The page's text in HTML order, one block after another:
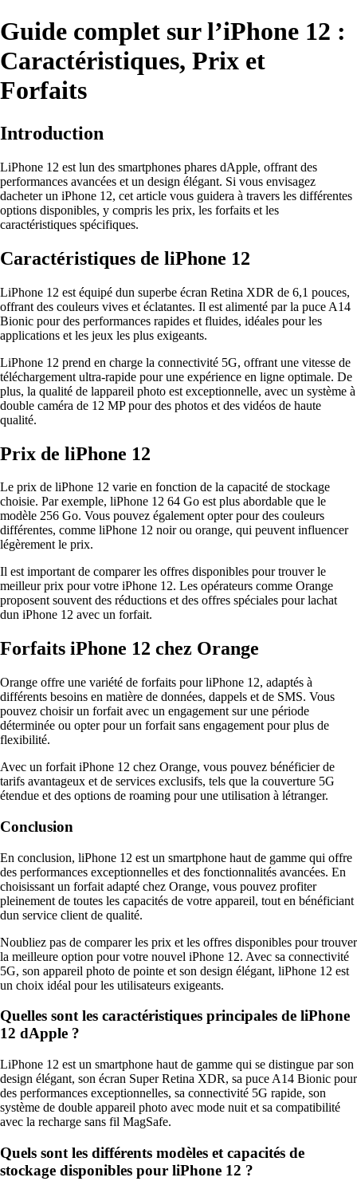
Guide complet sur l’iPhone 12 :
Caractéristiques, Prix et
Forfaits
Introduction
LiPhone 12 est lun des smartphones phares dApple, offrant des
performances avancées et un design élégant. Si vous envisagez
dacheter un iPhone 12, cet article vous guidera à travers les différentes
options disponibles, y compris les prix, les forfaits et les
caractéristiques spécifiques.
Caractéristiques de liPhone 12
LiPhone 12 est équipé dun superbe écran Retina XDR de 6,1 pouces,
offrant des couleurs vives et éclatantes. Il est alimenté par la puce A14
Bionic pour des performances rapides et fluides, idéales pour les
applications et les jeux les plus exigeants.
LiPhone 12 prend en charge la connectivité 5G, offrant une vitesse de
téléchargement ultra-rapide pour une expérience en ligne optimale. De
plus, la qualité de lappareil photo est exceptionnelle, avec un système à
double caméra de 12 MP pour des photos et des vidéos de haute
qualité.
Prix de liPhone 12
Le prix de liPhone 12 varie en fonction de la capacité de stockage
choisie. Par exemple, liPhone 12 64 Go est plus abordable que le
modèle 256 Go. Vous pouvez également opter pour des couleurs
différentes, comme liPhone 12 noir ou orange, qui peuvent influencer
légèrement le prix.
Il est important de comparer les offres disponibles pour trouver le
meilleur prix pour votre iPhone 12. Les opérateurs comme Orange
proposent souvent des réductions et des offres spéciales pour lachat
dun iPhone 12 avec un forfait.
Forfaits iPhone 12 chez Orange
Orange offre une variété de forfaits pour liPhone 12, adaptés à
différents besoins en matière de données, dappels et de SMS. Vous
pouvez choisir un forfait avec un engagement sur une période
déterminée ou opter pour un forfait sans engagement pour plus de
flexibilité.
Avec un forfait iPhone 12 chez Orange, vous pouvez bénéficier de
tarifs avantageux et de services exclusifs, tels que la couverture 5G
étendue et des options de roaming pour une utilisation à létranger.
Conclusion
En conclusion, liPhone 12 est un smartphone haut de gamme qui offre
des performances exceptionnelles et des fonctionnalités avancées. En
choisissant un forfait adapté chez Orange, vous pouvez profiter
pleinement de toutes les capacités de votre appareil, tout en bénéficiant
dun service client de qualité.
Noubliez pas de comparer les prix et les offres disponibles pour trouver
la meilleure option pour votre nouvel iPhone 12. Avec sa connectivité
5G, son appareil photo de pointe et son design élégant, liPhone 12 est
un choix idéal pour les utilisateurs exigeants.
Quelles sont les caractéristiques principales de liPhone
12 dApple ?
LiPhone 12 est un smartphone haut de gamme qui se distingue par son
design élégant, son écran Super Retina XDR, sa puce A14 Bionic pour
des performances exceptionnelles, sa connectivité 5G rapide, son
système de double appareil photo avec mode nuit et sa compatibilité
avec la recharge sans fil MagSafe.
Quels sont les différents modèles et capacités de
stockage disponibles pour liPhone 12 ?